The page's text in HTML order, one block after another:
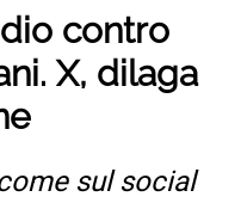
contro
X, dilaga
sul social